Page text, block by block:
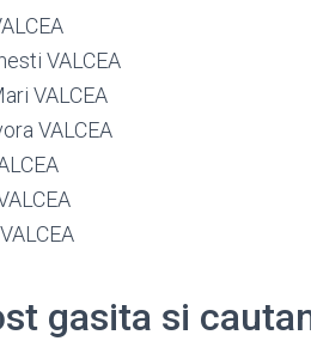
VALCEA
VALCEA
VALCEA
gasita si